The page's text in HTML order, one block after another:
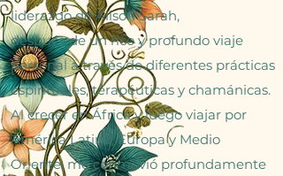
liderazgo de Alison Sarah,
después de un rico y profundo viaje
personal a través de diferentes prácticas
espirituales, terapéuticas y chamánicas.
Al crecer en África y luego viajar por
América Latina, Europa y Medio
Oriente, me conmovió profundamente